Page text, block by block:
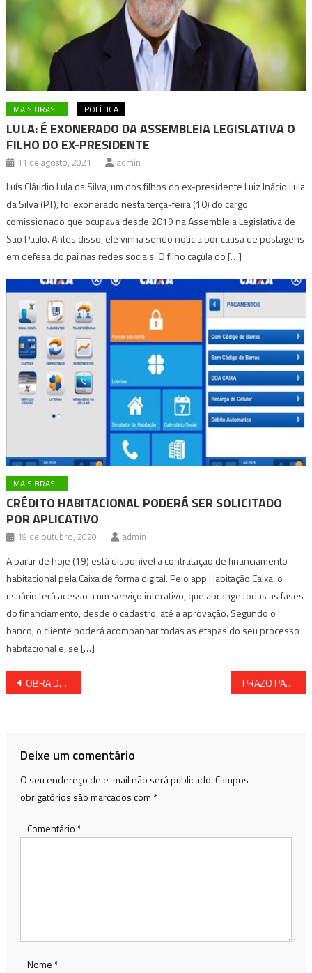
MAIS BRASIL POLÍTICA
LULA: É EXONERADO DA ASSEMBLEIA LEGISLATIVA O
FILHO DO EX-PRESIDENTE
11 de agosto, 2021 admin
Luís Cláudio Lula da Silva, um dos filhos do ex-presidente Luiz Inácio Lula
da Silva (PT), foi exonerado nesta terça-feira (10) do cargo
comissionado que ocupava desde 2019 na Assembleia Legislativa de
São Paulo. Antes disso, ele vinha sendo notícia por causa de postagens
em defesa do pai nas redes sociais. O filho caçula do […]
MAIS BRASIL
CRÉDITO HABITACIONAL PODERÁ SER SOLICITADO
POR APLICATIVO
19 de outubro, 2020 admin
A partir de hoje (19) está disponível a contratação de financiamento
habitacional pela Caixa de forma digital. Pelo app Habitação Caixa, o
usuário terá acesso a um serviço interativo, que abrange todas as fases
do financiamento, desde o cadastro, até a aprovação. Segundo o
banco, o cliente poderá acompanhar todas as etapas do seu processo
habitacional e, se […]
Navegação
OBRA DE MACRODRENAGEM INÉDITA VAI EVITAR ALAGAMENTOS EM SALVADOR E LAURO DE FREITAS PRAZO PARA REGULARIZAÇÃO DE TÍTULOS ESTÁ CHEGANDO AO FINAL
Deixe um comentário
O seu endereço de e-mail não será publicado.Campos
obrigatórios são marcados com *
Comentário *
Nome *